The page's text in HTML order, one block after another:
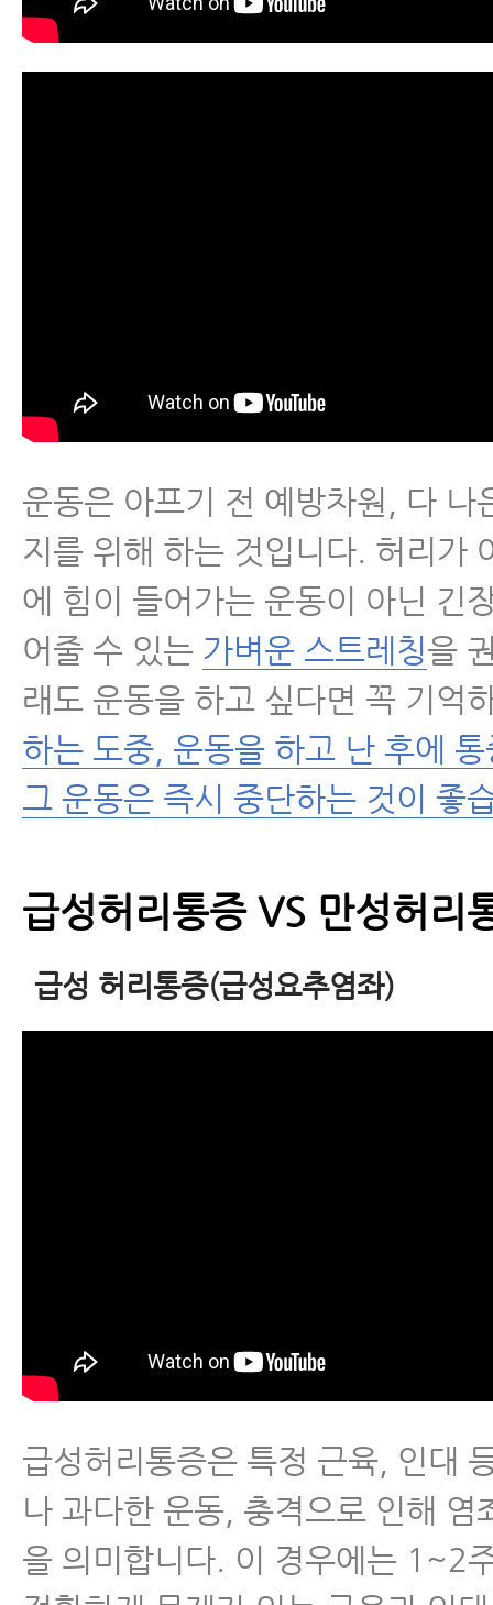
운동은 아프기 전 예방차원, 다 나
지를 위해 하는 것입니다. 허리가
에 힘이 들어가는 운동이 아닌 긴
어줄 수 있는 가벼운 스트레칭을
래도 운동을 하고 싶다면 꼭 기억
하는 도중, 운동을 하고 난 후에
그 운동은 즉시 중단하는 것이 좋
급성허리통증 VS 만성허리
급성 허리통증(급성요추염좌)
급성허리통증은 특정 근육, 인대
나 과다한 운동, 충격으로 인해 염
을 의미합니다. 이 경우에는 1~2